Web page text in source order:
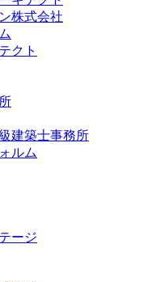
株式会社
クト
建築士事務所
ルム
ージ